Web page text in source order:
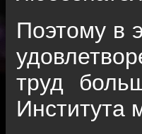
Поэтому в
труд
Института